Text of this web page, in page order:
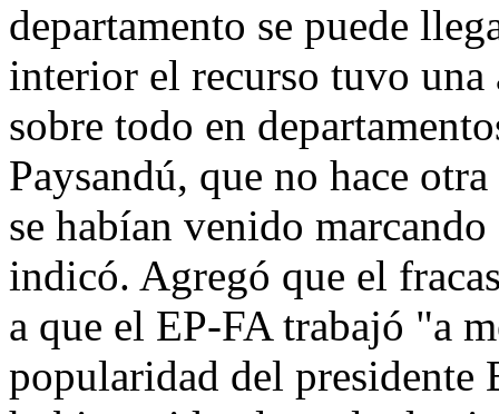
departamento se puede
interior el recurso tuvo una
sobre todo en
Paysandú, que no hace
se habían venido
indicó. Agregó que el
a que el EP-FA trabajó "a
popularidad del presidente